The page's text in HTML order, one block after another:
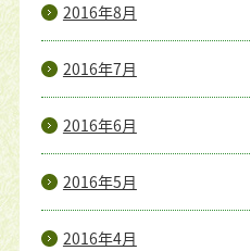
2016年8月
2016年7月
2016年6月
2016年5月
2016年4月